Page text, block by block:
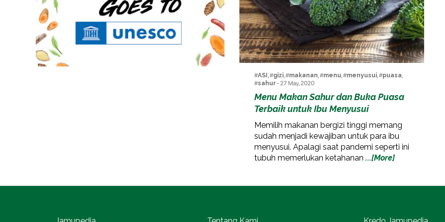
#ASI, #gizi, #makanan, #menu, #menyusui, #puasa,
#sahur- 27 May, 2020
Menu Makan Sahur dan Buka Puasa
Terbaik untuk Ibu Menyusui
Memilih makanan bergizi tinggi memang
sudah menjadi kewajiban untuk para ibu
menyusui. Apalagi saat pandemi seperti ini
tubuh memerlukan ketahanan ...[More]